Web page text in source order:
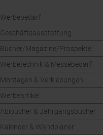
Werbebedarf
Geschäftsausstattung
Bücher/Magazine/Prospekte
Werbetechnik & Messebedarf
Montagen & Verklebungen
Werbeartikel
Abibücher & Jahrgangsbücher
Kalender & Wandplaner